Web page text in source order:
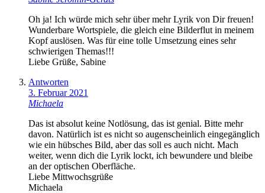
Oh ja! Ich würde mich sehr über mehr Lyrik von Dir freuen!
Wunderbare Wortspiele, die gleich eine Bilderflut in meinem
Kopf auslösen. Was für eine tolle Umsetzung eines sehr
schwierigen Themas!!!
Liebe Grüße, Sabine
Antworten
3. Februar 2021
Michaela
Das ist absolut keine Notlösung, das ist genial. Bitte mehr
davon. Natürlich ist es nicht so augenscheinlich eingegänglich
wie ein hübsches Bild, aber das soll es auch nicht. Mach
weiter, wenn dich die Lyrik lockt, ich bewundere und bleibe
an der optischen Oberfläche.
Liebe Mittwochsgrüße
Michaela